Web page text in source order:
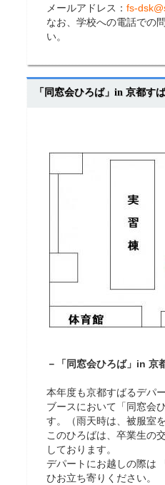
メールアドレス： fs-
なお、学校への電話での
い。
「同窓会ひろば」in 京都す
－「同窓会ひろば」in 京
本年度も京都すばるデパ
ブースにおいて「同窓会
す。（雨天時は、被服室を
このひろばは、卒業生の
しております。
デパートにお越しの際は
ひお立ち寄りください。